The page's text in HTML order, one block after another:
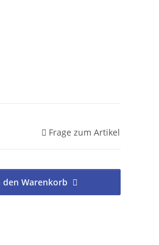
Frage zum Artikel
den Warenkorb